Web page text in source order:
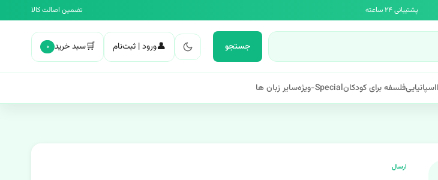
پشتیبانی ۲۴ ساعته تضمین اصالت کالا
جستجو 👤ورود | ثبت‌نام 🛒سبد خرید ۰
اسپانیاییفلسفه برای کودکانSpecial-ویژه سایر زبان ها
ارسال